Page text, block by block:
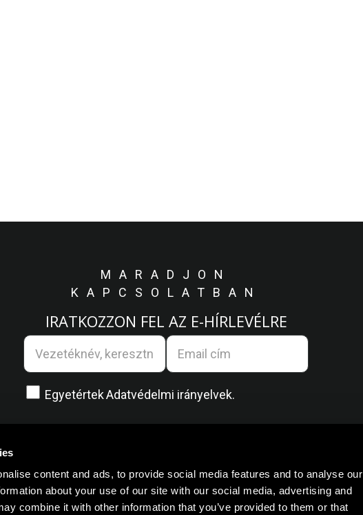
content and ads, to provide social media features and to analyse our
about your use of our site with our social media, advertising and
combine it with other information that you’ve provided to them or that
MARADJON
KAPCSOLATBAN
IRATKOZZON FEL AZ E-HÍRLEVÉLRE
EgyetértekAdatvédelmi irányelvek.